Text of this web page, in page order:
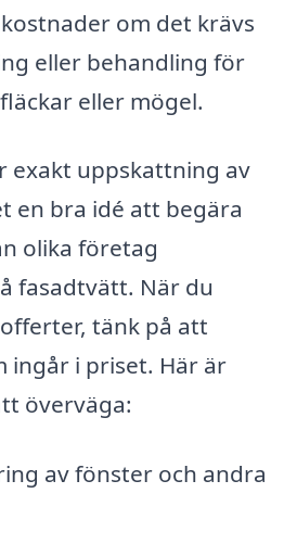
om det krävs
eller behandling för
eller mögel.
exakt uppskattning av
en bra idé att begära
olika företag
fasadtvätt. När du
tänk på att
ingår i priset. Här är
överväga:
av fönster och andra